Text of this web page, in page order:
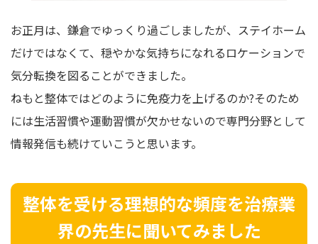
お正月は、鎌倉でゆっくり過ごしましたが、ステイホーム
だけではなくて、穏やかな気持ちになれるロケーションで
気分転換を図ることができました。
ねもと整体ではどのように免疫力を上げるのか?そのため
には生活習慣や運動習慣が欠かせないので専門分野として
情報発信も続けていこうと思います。
整体を受ける理想的な頻度を治療業
界の先生に聞いてみました